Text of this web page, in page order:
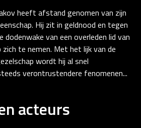
heeft afstand genomen van zijn
Hij zit in geldnood en tegen
dodenwake van een overleden lid van
te nemen. Met het lijk van de
wordt hij al snel
verontrustendere fenomenen...
acteurs